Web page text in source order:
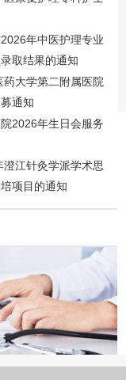
年中医护理专业
取结果的通知
大学第二附属医院
通知
2026年生日会服务
江针灸学派学术思
项目的通知